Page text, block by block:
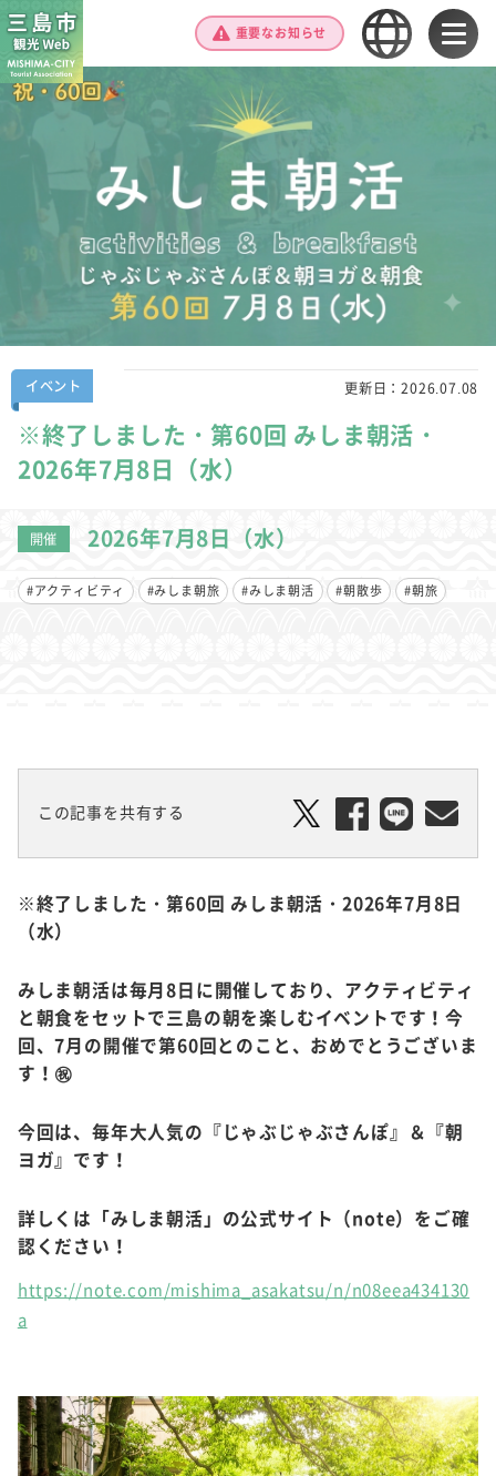
重要なお知らせ
イベント 更新日：2026.07.08
※終了しました・第60回 みしま朝活・
2026年7月8日（水）
開催 2026年7月8日（水）
#アクティビティ #みしま朝旅 #みしま朝活 #朝散歩 #朝旅
この記事を共有する
※終了しました・第60回 みしま朝活・2026年7月8日
（水）
みしま朝活は毎月8日に開催しており、アクティビティ
と朝食をセットで三島の朝を楽しむイベントです！今
回、7月の開催で第60回とのこと、おめでとうございま
す！㊗
今回は、毎年大人気の『じゃぶじゃぶさんぽ』＆『朝
ヨガ』です！
詳しくは「みしま朝活」の公式サイト（note） をご確
認ください！
https://note.com/mishima_asakatsu/n/n08eea434130
a